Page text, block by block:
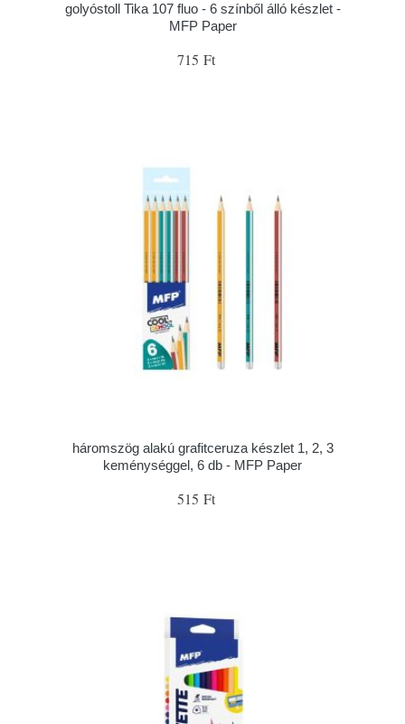
golyóstoll Tika 107 fluo - 6 színből álló készlet -
MFP Paper
715 Ft
háromszög alakú grafitceruza készlet 1, 2, 3
keménységgel, 6 db - MFP Paper
515 Ft